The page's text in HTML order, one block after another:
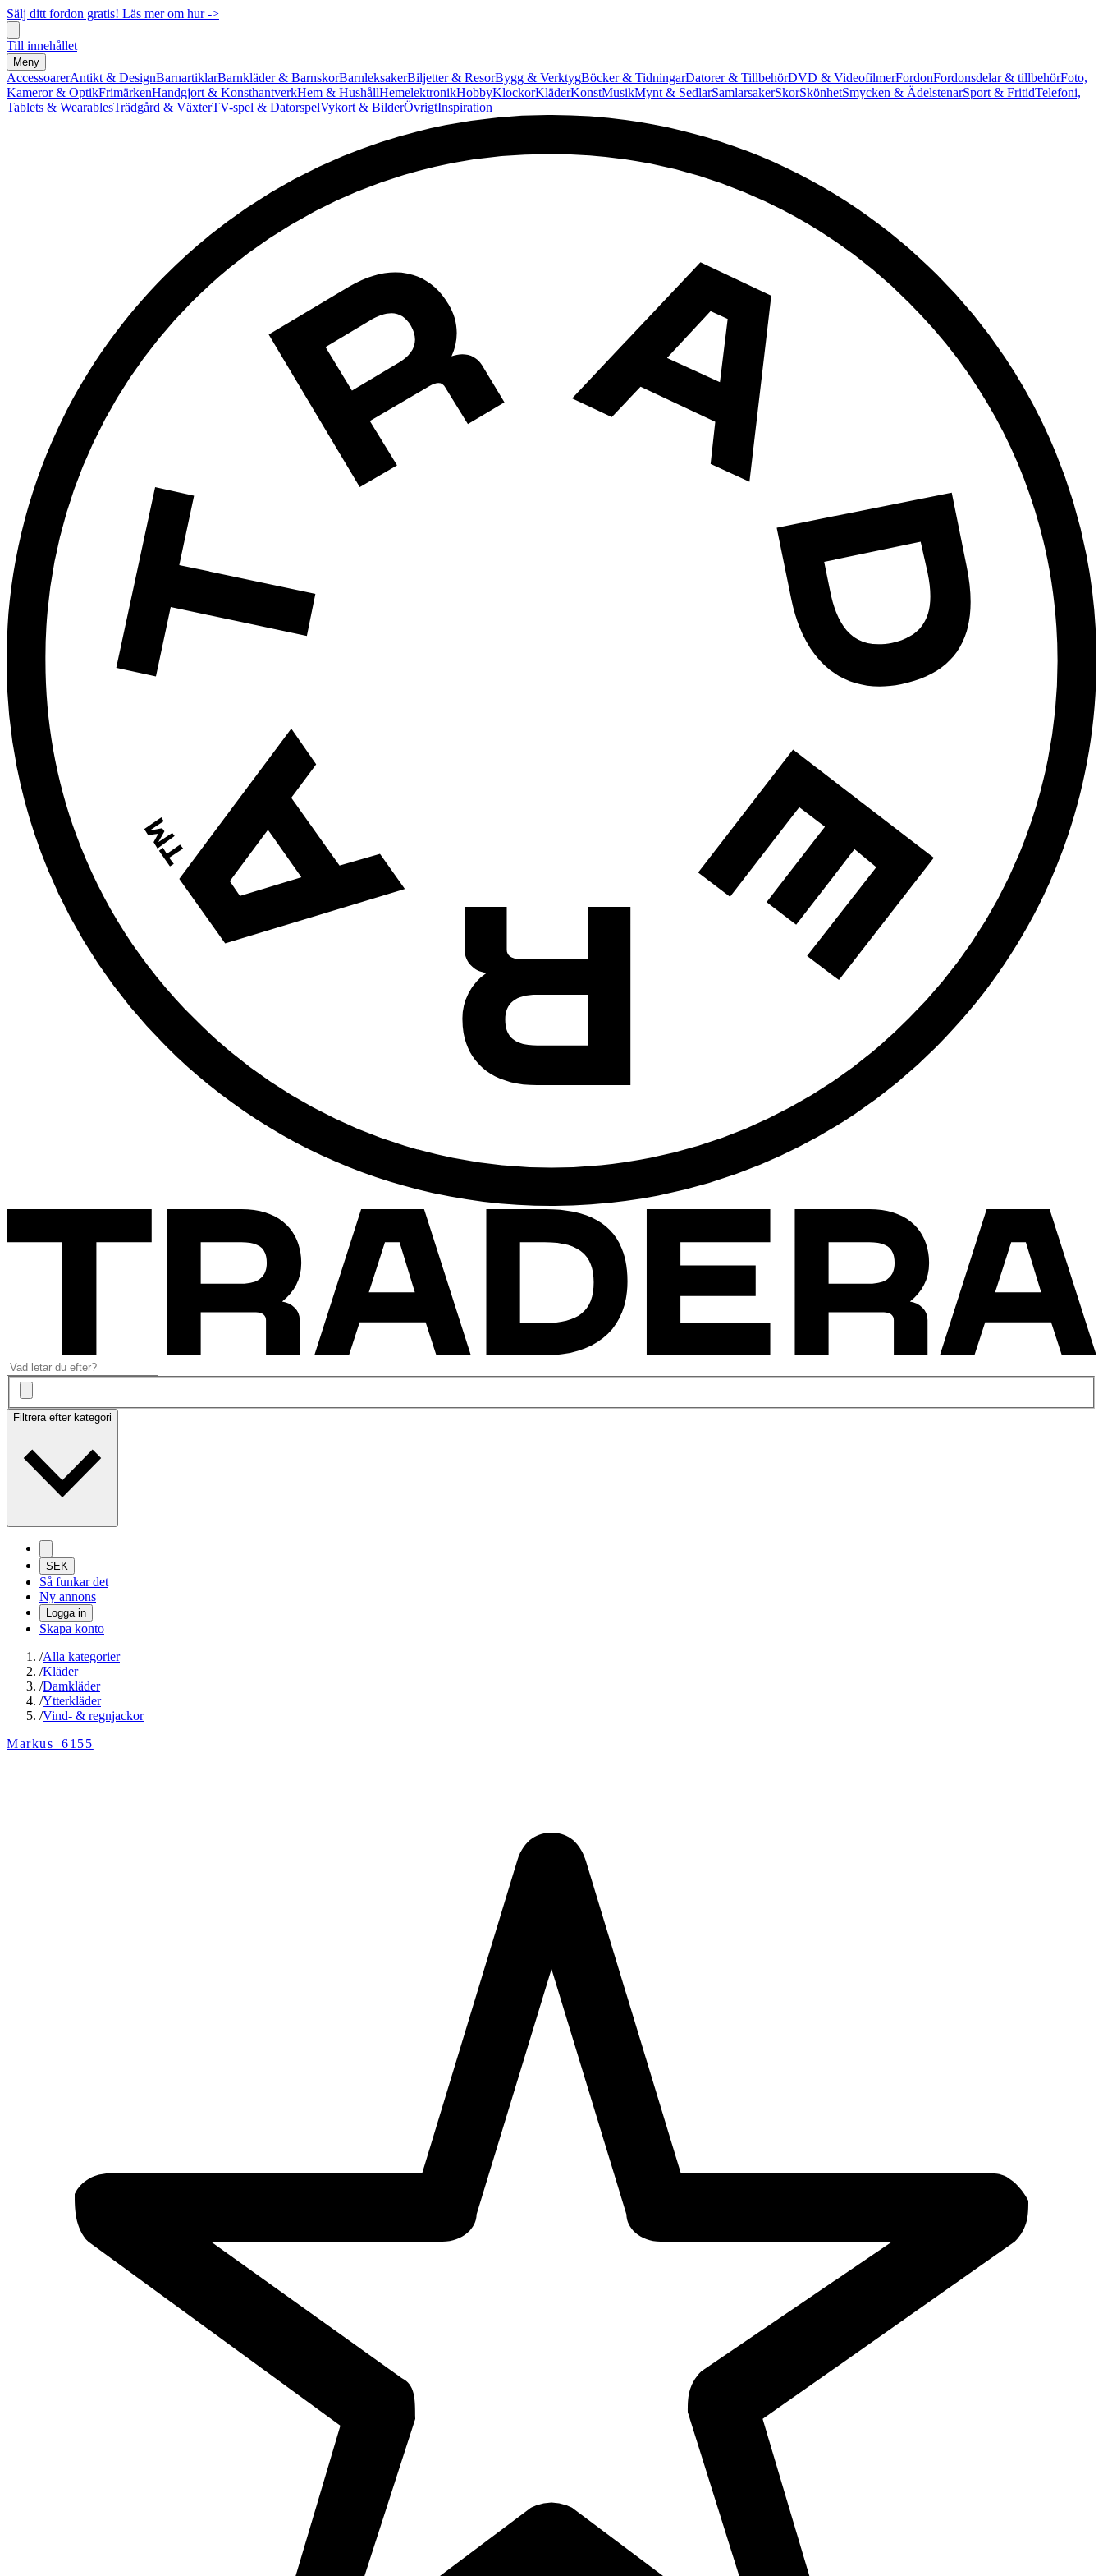
Sälj ditt fordon gratis! Läs mer om hur ->
Till innehållet
Meny
AccessoarerAntikt & DesignBarnartiklarBarnkläder & BarnskorBarnleksakerBiljetter & ResorBygg & VerktygBöcker & TidningarDatorer & TillbehörDVD & VideofilmerFordonFordonsdelar & tillbehörFoto,
Kameror & OptikFrimärkenHandgjort & KonsthantverkHem & HushållHemelektronikHobbyKlockorKläderKonstMusikMynt & SedlarSamlarsakerSkorSkönhetSmycken & ÄdelstenarSport & FritidTelefoni,
Tablets & WearablesTrädgård & VäxterTV-spel & DatorspelVykort & BilderÖvrigtInspiration
Filtrera efter kategori
SEK
Så funkar det
Ny annons
Logga in
Skapa konto
/Alla kategorier
/Kläder
/Damkläder
/Ytterkläder
/Vind- & regnjackor
Markus_6155